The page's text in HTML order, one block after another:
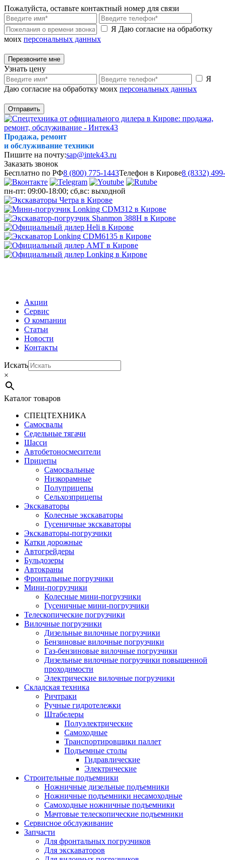
Пожалуйста, оставьте контактный номер для связи
Я Даю согласие на обработку
моих персональных данных
Перезвоните мне
Узнать цену
Я
Даю согласие на обработку моих персональных данных
Отправить
Продажа, ремонт
и обслуживание техники
Пишите на почту:sap@intek43.ru
Заказать звонок
Бесплатно по РФ8 (800) 775-1443Телефон в Кирове8 (8332)
пн-пт: 09:00-18:00; сб,вс: выходной
Акции
Сервис
О компании
Статьи
Новости
Контакты
Искать
×
Каталог товаров
СПЕЦТЕХНИКА
Самосвалы
Седельные тягачи
Шасси
Автобетоно­смесители
Прицепы
Самосвальные
Низкорамные
Полуприцепы
Сельхозприцепы
Экскаваторы
Колесные экскаваторы
Гусеничные экскаваторы
Экскаваторы-погрузчики
Катки дорожные
Автогрейдеры
Бульдозеры
Автокраны
Фронтальные погрузчики
Мини-погрузчики
Колесные мини-погрузчики
Гусеничные мини-погрузчики
Телескопические погрузчики
Вилочные погрузчики
Дизельные вилочные погрузчики
Бензиновые вилочные погрузчики
Газ-бензиновые вилочные погрузчики
Дизельные вилочные погрузчики повышенной
проходимости
Электрические вилочные погрузчики
Складская техника
Ричтраки
Ручные гидротележки
Штабелеры
Полуэлектрические
Самоходные
Транспортировщики паллет
Подъемные столы
Гидравлические
Электрические
Строительные подъемники
Ножничные дизельные подъемники
Ножничные подъемники несамоходные
Самоходные ножничные подъемники
Мачтовые телескопические подъемники
Сервисное обслуживание
Запчасти
Для фронтальных погрузчиков
Для экскаваторов